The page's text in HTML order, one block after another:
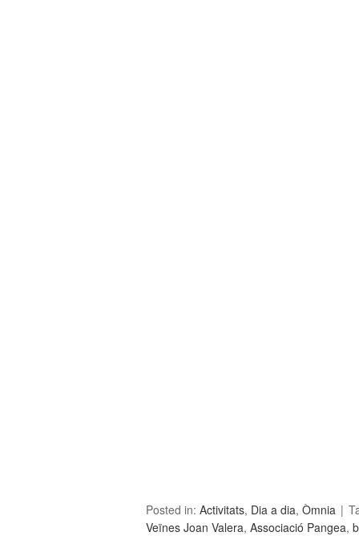
Posted in: Activitats, Dia a dia, Òmnia
Veïnes Joan Valera, Associació Pangea,